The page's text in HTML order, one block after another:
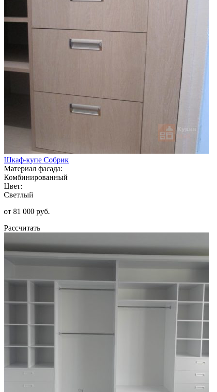
Шкаф-купе Собрик
Материал фасада:
Комбинированный
Цвет:
Светлый
от 81 000 руб.
Рассчитать